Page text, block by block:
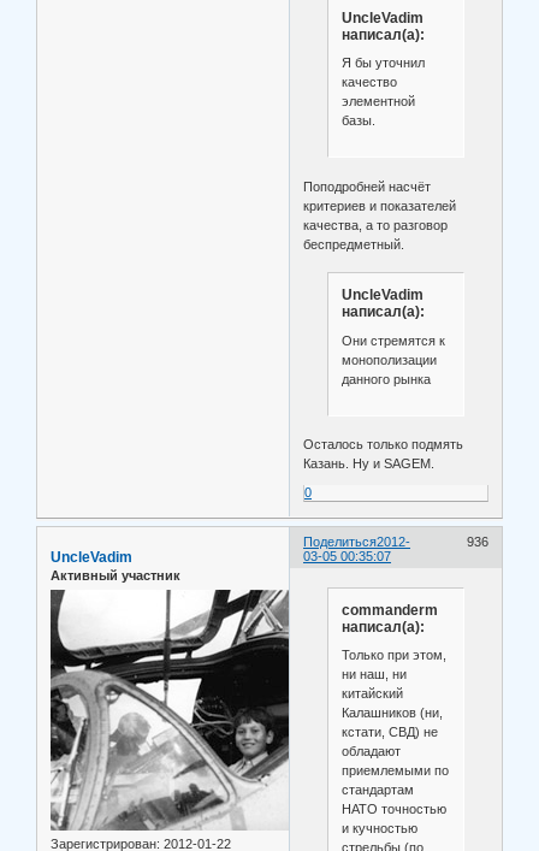
UncleVadim
написал(а):
Я бы уточнил
качество
элементной
базы.
Поподробней насчёт
критериев и показателей
качества, а то разговор
беспредметный.
UncleVadim
написал(а):
Они стремятся к
монополизации
данного рынка
Осталось только подмять
Казань. Ну и SAGEM.
0
Поделиться 936
2012-
03-05 00:35:07
UncleVadim
Активный участник
Зарегистрирован: 2012-01-22
commanderm
написал(а):
Только при этом,
ни наш, ни
китайский
Калашников (ни,
кстати, СВД) не
обладают
приемлемыми по
стандартам
НАТО точностью
и кучностью
стрельбы (по